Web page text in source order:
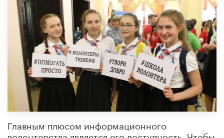
Главным плюсом информационного